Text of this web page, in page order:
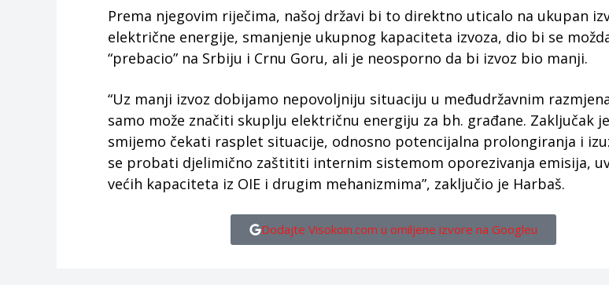
Prema njegovim riječima, našoj državi bi to direktno uticalo na ukupan
električne energije, smanjenje ukupnog kapaciteta izvoza, dio bi se
“prebacio” na Srbiju i Crnu Goru, ali je neosporno da bi izvoz bio manji.
“Uz manji izvoz dobijamo nepovoljniju situaciju u međudržavnim
samo može značiti skuplju električnu energiju za bh. građane. Zaključak
smijemo čekati rasplet situacije, odnosno potencijalna prolongiranja i
se probati djelimično zaštititi internim sistemom oporezivanja emisija,
većih kapaciteta iz OIE i drugim mehanizmima”, zaključio je Harbaš.
Dodajte Visokoin.com u omiljene izvore na Googleu